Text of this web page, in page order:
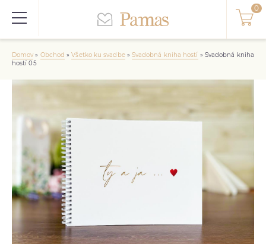
Domov» Obchod »Všetko ku svadbe» Svadobná kniha hostí » Svadobná kniha
hostí 05